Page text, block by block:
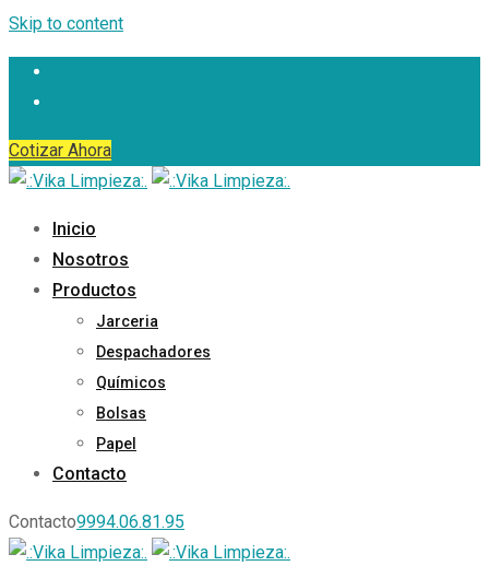
Skip to content
Cotizar Ahora
Inicio
Nosotros
Productos
Jarceria
Despachadores
Químicos
Bolsas
Papel
Contacto
Contacto9994.06.81.95